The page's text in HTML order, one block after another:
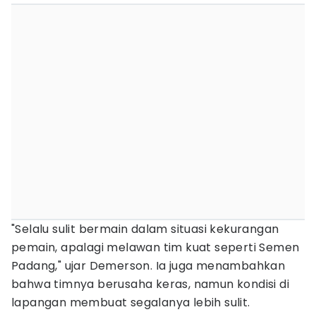
"Selalu sulit bermain dalam situasi kekurangan
pemain, apalagi melawan tim kuat seperti Semen
Padang," ujar Demerson. Ia juga menambahkan
bahwa timnya berusaha keras, namun kondisi di
lapangan membuat segalanya lebih sulit.